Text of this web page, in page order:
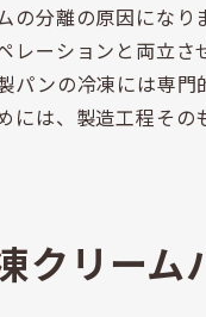
の分離の原因にな
レーションと両立さ
パンの冷凍には専
には、製造工程その
クリーム